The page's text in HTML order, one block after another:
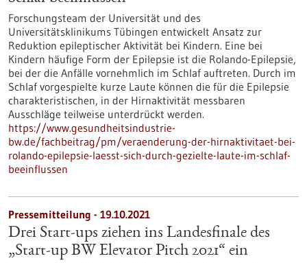
Forschungsteam der Universität und des
Universitätsklinikums Tübingen entwickelt Ansatz zur
Reduktion epileptischer Aktivität bei Kindern. Eine bei
Kindern häufige Form der Epilepsie ist die Rolando-Epilepsie,
bei der die Anfälle vornehmlich im Schlaf auftreten. Durch im
Schlaf vorgespielte kurze Laute können die für die Epilepsie
charakteristischen, in der Hirnaktivität messbaren
Ausschläge teilweise unterdrückt werden.
https://www.gesundheitsindustrie-
bw.de/fachbeitrag/pm/veraenderung-der-hirnaktivitaet-bei-
rolando-epilepsie-laesst-sich-durch-gezielte-laute-im-schlaf-
beeinflussen
Pressemitteilung - 19.10.2021
Drei Start-ups ziehen ins Landesfinale des
„Start-up BW Elevator Pitch 2021“ ein